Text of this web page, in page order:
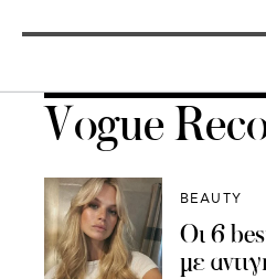
Vogue
BEAUTY
Οι 6
με